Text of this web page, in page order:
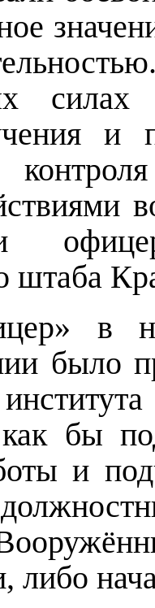
силах
и
штаба
в
было
бы
и
либо